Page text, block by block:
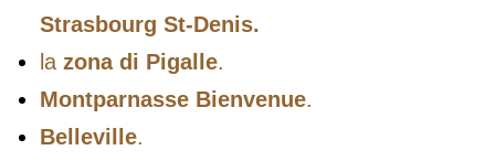
Strasbourg St-Denis.
la zona di Pigalle.
Montparnasse Bienvenue.
Belleville.